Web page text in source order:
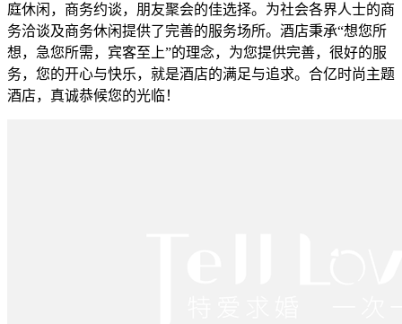
庭休闲，商务约谈，朋友聚会的佳选择。为社会各界人士的商
务洽谈及商务休闲提供了完善的服务场所。酒店秉承“想您所
想，急您所需，宾客至上”的理念，为您提供完善，很好的服
务，您的开心与快乐，就是酒店的满足与追求。合亿时尚主题
酒店，真诚恭候您的光临！